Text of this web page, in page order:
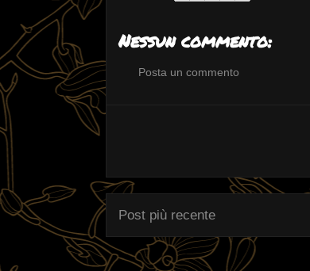
Nessun commento:
Posta un commento
Post più recente